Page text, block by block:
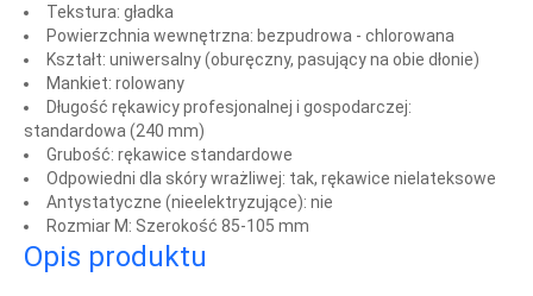
Tekstura: gładka
Powierzchnia wewnętrzna: bezpudrowa - chlorowana
Kształt: uniwersalny (oburęczny, pasujący na obie dłonie)
Mankiet: rolowany
Długość rękawicy profesjonalnej i gospodarczej:
standardowa (240 mm)
Grubość: rękawice standardowe
Odpowiedni dla skóry wrażliwej: tak, rękawice nielateksowe
Antystatyczne (nieelektryzujące): nie
Rozmiar M: Szerokość 85-105 mm
Opis produktu